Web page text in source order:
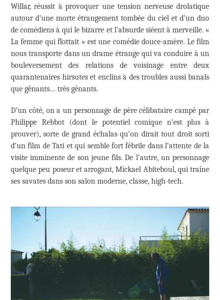
Willar, réussit à provoquer une tension nerveuse drolatique
autour d’une morte étrangement tombée du ciel et d’un duo
de comédiens à qui le bizarre et l’absurde siéent à merveille. «
La femme qui flottait » est une comédie douce-amère. Le film
nous transporte dans un drame étrange qui va conduire à un
bouleversement des relations de voisinage entre deux
quarantenaires hirsutes et enclins à des troubles aussi banals
que gênants… très gênants.
D’un côté, on a un personnage de père célibataire campé par
Philippe Rebbot (dont le potentiel comique n’est plus à
prouver), sorte de grand échalas qu’on dirait tout droit sorti
d’un film de Tati et qui semble fort fébrile dans l’attente de la
visite imminente de son jeune fils. De l’autre, un personnage
quelque peu poseur et arrogant, Mickael Abiteboul, qui traîne
ses savates dans son salon moderne, classe, high-tech.